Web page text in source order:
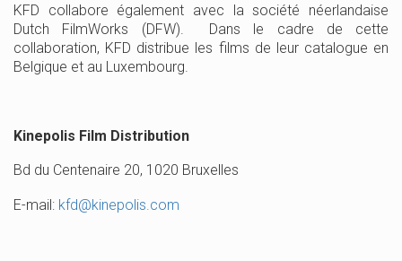
KFD collabore également avec la société néerlandaise
Dutch FilmWorks (DFW). Dans le cadre de cette
collaboration, KFD distribue les films de leur catalogue en
Belgique et au Luxembourg.
Kinepolis Film Distribution
Bd du Centenaire 20, 1020 Bruxelles
E-mail: kfd@kinepolis.com